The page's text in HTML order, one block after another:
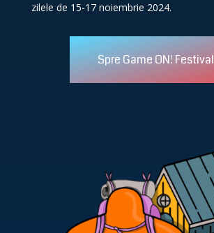
zilele de 15-17 noiembrie 2024.
Spre Game ON! Festival